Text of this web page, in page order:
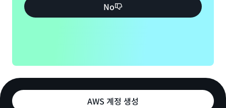
No
AWS 계정 생성